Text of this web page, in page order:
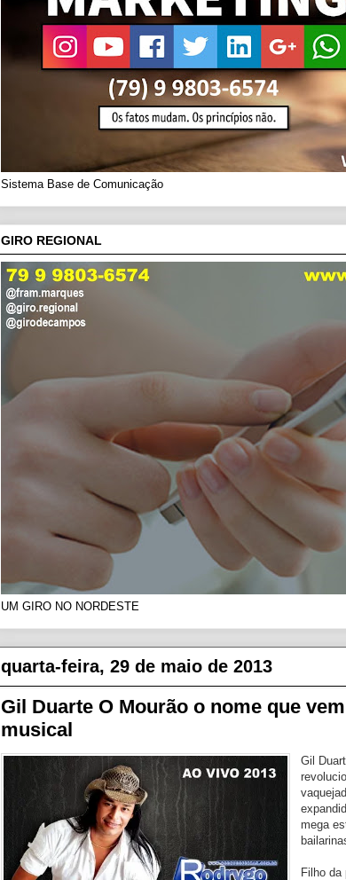
Sistema Base de Comunicação
GIRO REGIONAL
UM GIRO NO NORDESTE
quarta-feira, 29 de maio de 2013
Gil Duarte O Mourão o nome que
musical
Gil
mega
Filho da